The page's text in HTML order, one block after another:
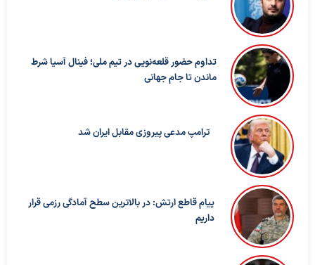
تداوم حضور قلعه‌نویی در تیم ملی؛ فینال آسیا شرط
ماندن تا جام جهانی
ترامپ مدعی پیروزی مقابل ایران شد
پیام قاطع ارتش: در بالاترین سطح آمادگی رزمی قرار
داریم